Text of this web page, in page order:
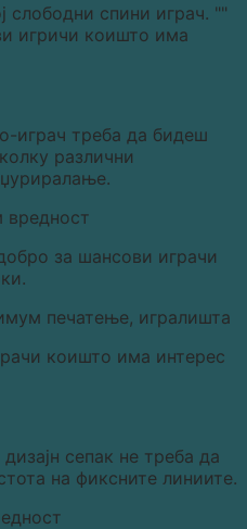
слободни спини играч. ""
игричи коишто има
играч треба да бидеш
различни
вредност
за шансови играчи
печатење, игралишта
коишто има интерес
сепак не треба да
на фиксните линиите.